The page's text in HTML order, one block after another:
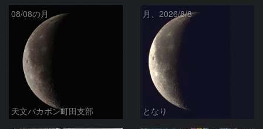
08/08の月
天文バカボン町田支部
月、2026/8/8
となり